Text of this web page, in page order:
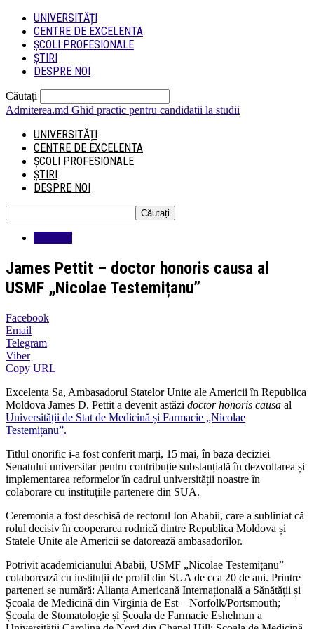
UNIVERSITĂȚI
CENTRE DE EXCELENTA
ȘCOLI PROFESIONALE
ȘTIRI
DESPRE NOI
Căutați
Admiterea.md Ghid practic pentru candidatii la studii
UNIVERSITĂȚI
CENTRE DE EXCELENTA
ȘCOLI PROFESIONALE
ȘTIRI
DESPRE NOI
James Pettit – doctor honoris causa al
USMF „Nicolae Testemițanu”
Facebook
Email
Telegram
Viber
Copy URL
Excelența Sa, Ambasadorul Statelor Unite ale Americii în Republica
Moldova James D. Pettit a devenit astăzi doctor honoris causa al
Universității de Stat de Medicină și Farmacie „Nicolae
Testemițanu”.
Titlul onorific i-a fost conferit marți, 15 mai, în baza deciziei
Senatului universitar pentru contribuție substanțială în dezvoltarea și
implementarea reformelor în cadrul universității noastre în
colaborare cu instituțiile partenere din SUA.
Ceremonia a fost deschisă de rectorul Ion Ababii, care a subliniat că
rolul decisiv în cooperarea rodnică dintre Republica Moldova și
Statele Unite ale Americii se datorează ambasadorilor.
Potrivit academicianului Ababii, USMF „Nicolae Testemițanu”
colaborează cu instituții de profil din SUA de cca 20 de ani. Printre
parteneri se numără: Alianța Americană Internațională a Sănătății și
Școala de Medicină din Virginia de Est – Norfolk/Portsmouth;
Școala de Stomatologie și Școala de Farmacie Eshelman a